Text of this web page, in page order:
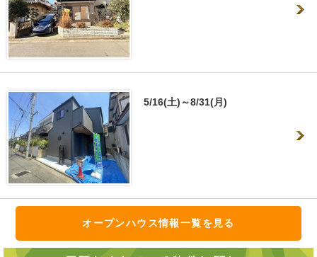
5/16(土)～8/31(月)
オープンハウス情報一覧を見る